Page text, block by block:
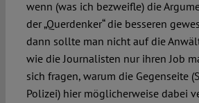
wenn (was ich bezweifle) die
der „Querdenker“ die besseren
dann sollte man nicht auf die
wie die Journalisten nur ihren Job
sich fragen, warum die Gegenseite
Polizei) hier möglicherweise dabei